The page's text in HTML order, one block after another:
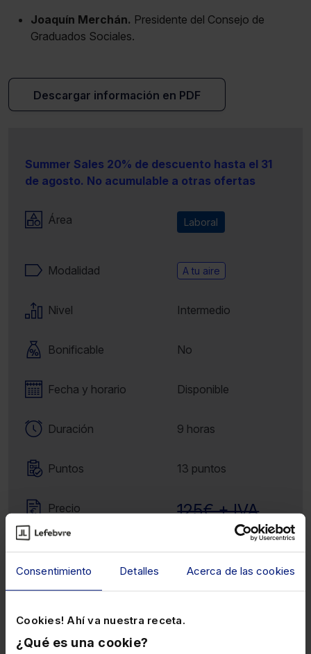
Consentimiento Detalles Acerca de las cookies
Cookies! Ahí va nuestra receta.
¿Qué es una cookie?
Joaquín Merchán. Presidente del Consejo de
Graduados Sociales.
Descargar información en PDF
Summer Sales 20% de descuento hasta el 31
de agosto. No acumulable a otras ofertas
Área Laboral
Modalidad A tu aire
Nivel Intermedio
Bonificable No
Fecha y horario Disponible
Duración 9 horas
Puntos 13 puntos
Precio 125€ + IVA
+ IVA
Comprar con puntos